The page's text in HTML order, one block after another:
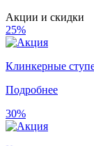
Акции и скидки
25%
Клинкерные
Подробнее
30%